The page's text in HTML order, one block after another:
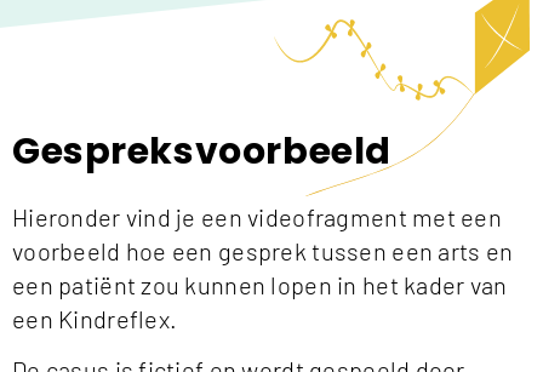
Gespreksvoorbeeld
Hieronder vind je een videofragment met een
voorbeeld hoe een gesprek tussen een arts en
een patiënt zou kunnen lopen in het kader van
een Kindreflex.